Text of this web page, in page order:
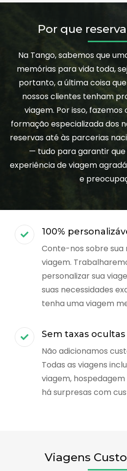
Por que
Na Tango, sabemos que
memórias para vida toda,
portanto, a última coisa
nossos clientes tenham
viagem. Por isso, fazemos
formação especializada dos
reservas até às parcerias
— tudo para garantir
experiência de viagem
e
100%
Conte-nos sobre sua
viagem.
personalizar sua
suas necessidades
tenha uma viagem
Sem taxas ocultas
Não adicionamos
Todas as viagens
viagem,
há surpresas com
Viagens